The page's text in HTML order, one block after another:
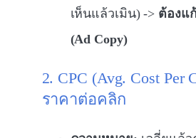
เห็นแล้วเมิน) -> ต้องแ
(Ad Copy)
2. CPC (Avg. Cost Per
ราคาต่อคลิก